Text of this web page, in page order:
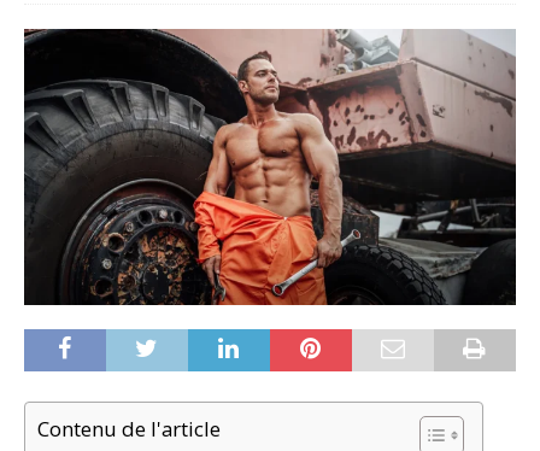
Contenu de l'article